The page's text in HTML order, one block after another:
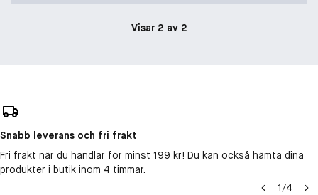
Visar 2 av 2
Snabb leverans och fri frakt
Fri frakt när du handlar för minst 199 kr! Du kan också hämta dina
produkter i butik inom 4 timmar.
1/4